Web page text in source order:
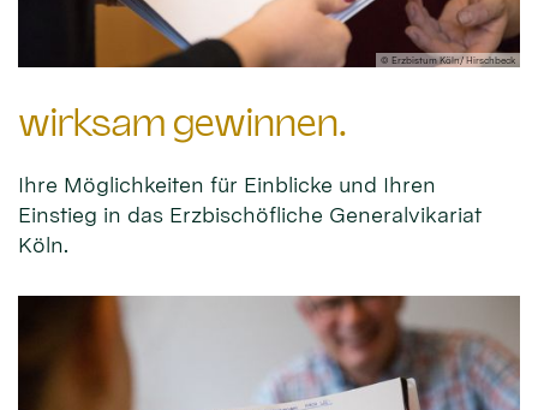
© Erzbistum Köln/ Hirschbeck
wirksam gewinnen.
Ihre Möglichkeiten für Einblicke und Ihren
Einstieg in das Erzbischöfliche Generalvikariat
Köln.